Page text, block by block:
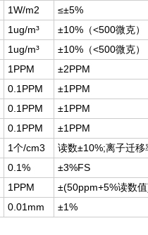
1W/m2
≤±5%
1ug/m³
±10%（<500微克）
1ug/m³
±10%（<500微克）
1PPM
±2PPM
0.1PPM
±1PPM
0.1PPM
±1PPM
0.1PPM
±1PPM
1个/cm3
读数±10%;离子迁移
0.1%
±3%FS
1PPM
±(50ppm+5%读数
0.01mm ±1%